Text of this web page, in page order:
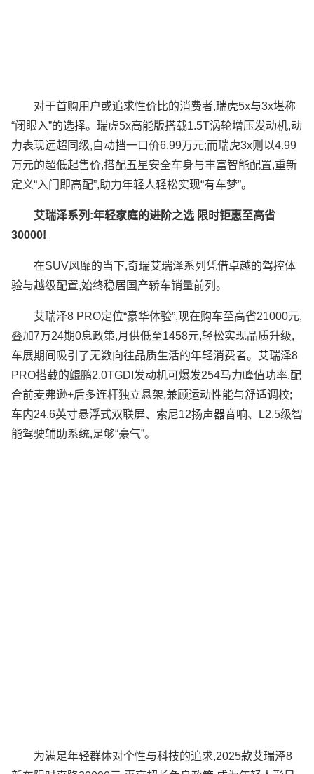
对于首购用户或追求性价比的消费者,瑞虎5x与3x堪称
“闭眼入”的选择。瑞虎5x高能版搭载1.5T涡轮增压发动机,动
力表现远超同级,自动挡一口价6.99万元;而瑞虎3x则以4.99
万元的超低起售价,搭配五星安全车身与丰富智能配置,重新
定义“入门即高配”,助力年轻人轻松实现“有车梦”。
艾瑞泽系列:年轻家庭的进阶之选 限时钜惠至高省
30000!
在SUV风靡的当下,奇瑞艾瑞泽系列凭借卓越的驾控体
验与越级配置,始终稳居国产轿车销量前列。
艾瑞泽8 PRO定位“豪华体验”,现在购车至高省21000元,
叠加7万24期0息政策,月供低至1458元,轻松实现品质升级,
车展期间吸引了无数向往品质生活的年轻消费者。艾瑞泽8
PRO搭载的鲲鹏2.0TGDI发动机可爆发254马力峰值功率,配
合前麦弗逊+后多连杆独立悬架,兼顾运动性能与舒适调校;
车内24.6英寸悬浮式双联屏、索尼12扬声器音响、L2.5级智
能驾驶辅助系统,足够“豪气”。
为满足年轻群体对个性与科技的追求,2025款艾瑞泽8